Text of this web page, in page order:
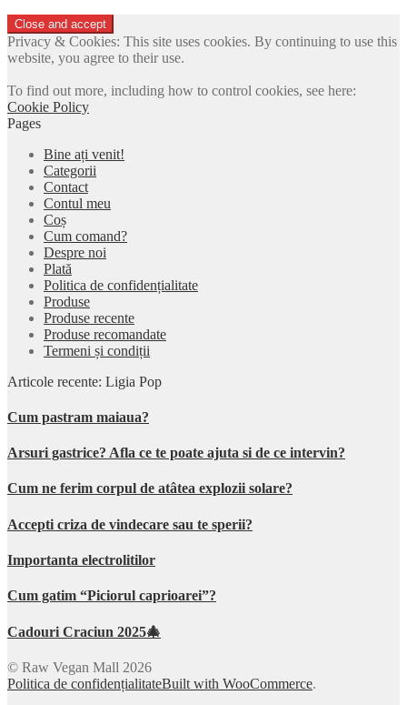
Privacy & Cookies: This site uses cookies. By continuing to use this
website, you agree to their use.
To find out more, including how to control cookies, see here:
Cookie Policy
Pages
Bine ați venit!
Categorii
Contact
Contul meu
Coș
Cum comand?
Despre noi
Plată
Politica de confidențialitate
Produse
Produse recente
Produse recomandate
Termeni și condiții
Articole recente: Ligia Pop
Cum pastram maiaua?
Arsuri gastrice? Afla ce te poate ajuta si de ce intervin?
Cum ne ferim corpul de atâtea explozii solare?
Accepti criza de vindecare sau te sperii?
Importanta electrolitilor
Cum gatim “Piciorul caprioarei”?
Cadouri Craciun 2025🎄
© Raw Vegan Mall 2026
Politica de confidențialitateBuilt with WooCommerce.